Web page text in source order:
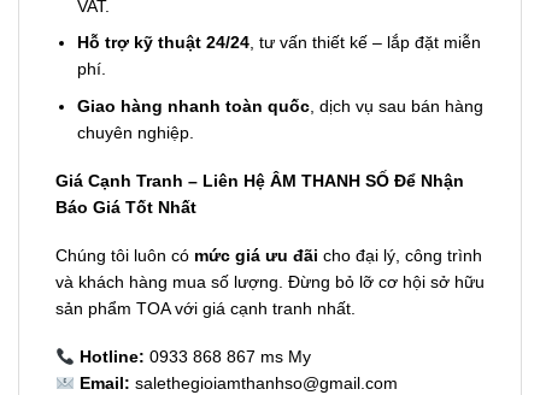
VAT.
Hỗ trợ kỹ thuật 24/24, tư vấn thiết kế – lắp đặt miễn
phí.
Giao hàng nhanh toàn quốc , dịch vụ sau bán hàng
chuyên nghiệp.
Giá Cạnh Tranh – Liên Hệ ÂM THANH SỐ Để Nhận
Báo Giá Tốt Nhất
Chúng tôi luôn có mức giá ưu đãi cho đại lý, công trình
và khách hàng mua số lượng. Đừng bỏ lỡ cơ hội sở hữu
sản phẩm TOA với giá cạnh tranh nhất.
Hotline: 0933 868 867 ms My
Email: salethegioiamthanhso@gmail.com